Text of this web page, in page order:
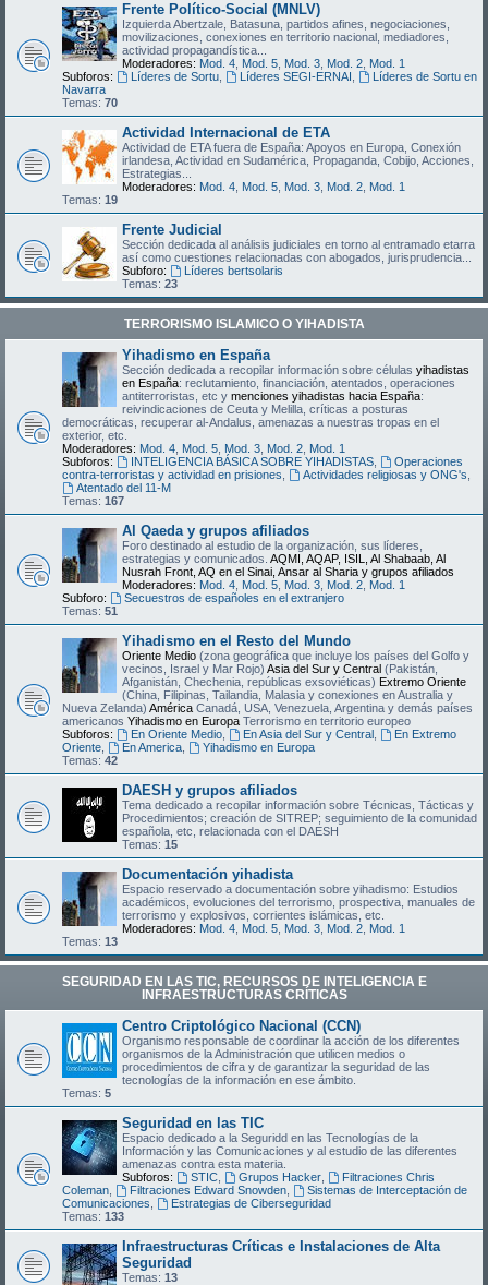
Frente Político-Social (MNLV)
Izquierda Abertzale, Batasuna, partidos afines, negociaciones,
movilizaciones, conexiones en territorio nacional, mediadores,
actividad propagandística...
Moderadores: Mod. 4 Mod. 5 Mod. 3 Mod. 2 Mod. 1
Subforos:
Líderes de Sortu, Líderes SEGI-ERNAI
Líderes de Sortu en
Navarra
Temas: 70
Actividad Internacional de ETA
Actividad de ETA fuera de España: Apoyos en Europa, Conexión
irlandesa, Actividad en Sudamérica, Propaganda, Cobijo, Acciones,
Estrategias...
Moderadores: Mod. 4 Mod. 5 Mod. 3 Mod. 2 Mod. 1
Temas: 19
Frente Judicial
Sección dedicada al análisis judiciales en torno al entramado etarra
así como cuestiones relacionadas con abogados, jurisprudencia...
Subforo:
Líderes bertsolaris
Temas: 23
TERRORISMO ISLAMICO O YIHADISTA
Yihadismo en España
Sección dedicada a recopilar información sobre células yihadistas
en España: reclutamiento, financiación, atentados, operaciones
antiterroristas, etc y menciones yihadistas hacia España:
reivindicaciones de Ceuta y Melilla, críticas a posturas
democráticas, recuperar al-Andalus, amenazas a nuestras tropas en el
exterior, etc.
Moderadores: Mod. 4 Mod. 5 Mod. 3 Mod. 2 Mod. 1
Subforos:
INTELIGENCIA BÁSICA SOBRE YIHADISTAS,
Operaciones
contra-terroristas y actividad en prisiones
Actividades religiosas y ONG's
Atentado del 11-M
Temas: 167
Al Qaeda y grupos afiliados
Foro destinado al estudio de la organización, sus líderes,
estrategias y comunicados. AQMI, AQAP, ISIL, Al Shabaab, Al
Nusrah Front, AQ en el Sinai, Ansar al Sharia y grupos afiliados
Moderadores: Mod. 4 Mod. 5 Mod. 3 Mod. 2 Mod. 1
Subforo:
Secuestros de españoles en el extranjero
Temas: 51
Yihadismo en el Resto del Mundo
Oriente Medio (zona geográfica que incluye los países del Golfo y
vecinos, Israel y Mar Rojo) Asia del Sur y Central (Pakistán,
Afganistán, Chechenia, repúblicas exsoviéticas) Extremo Oriente
(China, Filipinas, Tailandia, Malasia y conexiones en Australia y
Nueva Zelanda) América Canadá, USA, Venezuela, Argentina y demás países
americanos Yihadismo en Europa Terrorismo en territorio europeo
Subforos:
En Oriente Medio, En Asia del Sur y Central,
En Extremo
Oriente
En America,
Yihadismo en Europa
Temas: 42
DAESH y grupos afiliados
Tema dedicado a recopilar información sobre Técnicas, Tácticas y
Procedimientos; creación de SITREP; seguimiento de la comunidad
española, etc, relacionada con el DAESH
Temas: 15
Documentación yihadista
Espacio reservado a documentación sobre yihadismo: Estudios
académicos, evoluciones del terrorismo, prospectiva, manuales de
terrorismo y explosivos, corrientes islámicas, etc.
Moderadores: Mod. 4 Mod. 5 Mod. 3 Mod. 2 Mod. 1
Temas: 13
SEGURIDAD EN LAS TIC, RECURSOS DE INTELIGENCIA E
INFRAESTRUCTURAS CRÍTICAS
Centro Criptológico Nacional (CCN)
Organismo responsable de coordinar la acción de los diferentes
organismos de la Administración que utilicen medios o
procedimientos de cifra y de garantizar la seguridad de las
tecnologías de la información en ese ámbito.
Temas: 5
Seguridad en las TIC
Espacio dedicado a la Seguridd en las Tecnologías de la
Información y las Comunicaciones y al estudio de las diferentes
amenazas contra esta materia.
Subforos:
STIC, Grupos Hacker,
Filtraciones Chris
Coleman
Filtraciones Edward Snowden,
Sistemas de Interceptación de
Comunicaciones
Estrategias de Ciberseguridad
Temas: 133
Infraestructuras Críticas e Instalaciones de Alta
Seguridad
Temas: 13